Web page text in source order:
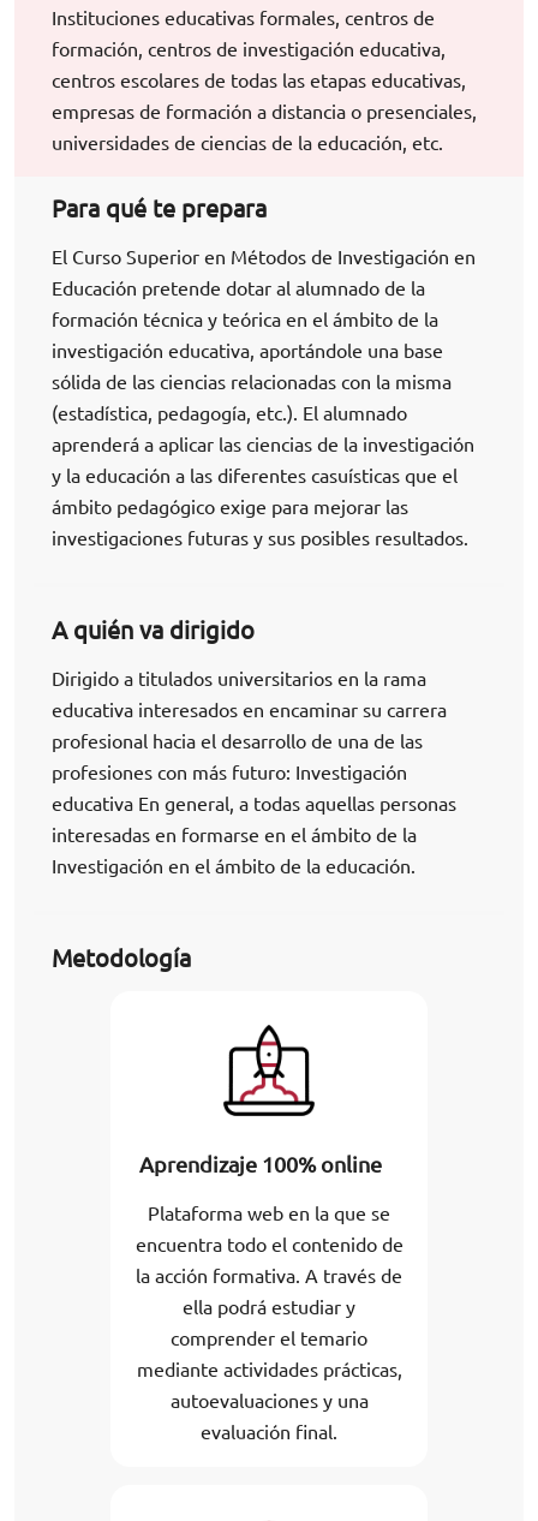
Instituciones educativas formales, centros de
formación, centros de investigación educativa,
centros escolares de todas las etapas educativas,
empresas de formación a distancia o presenciales,
universidades de ciencias de la educación, etc.
Para qué te prepara
El Curso Superior en Métodos de Investigación en
Educación pretende dotar al alumnado de la
formación técnica y teórica en el ámbito de la
investigación educativa, aportándole una base
sólida de las ciencias relacionadas con la misma
(estadística, pedagogía, etc.). El alumnado
aprenderá a aplicar las ciencias de la investigación
y la educación a las diferentes casuísticas que el
ámbito pedagógico exige para mejorar las
investigaciones futuras y sus posibles resultados.
A quién va dirigido
Dirigido a titulados universitarios en la rama
educativa interesados en encaminar su carrera
profesional hacia el desarrollo de una de las
profesiones con más futuro: Investigación
educativa En general, a todas aquellas personas
interesadas en formarse en el ámbito de la
Investigación en el ámbito de la educación.
Metodología
Aprendizaje 100% online
Plataforma web en la que se
encuentra todo el contenido de
la acción formativa. A través de
ella podrá estudiar y
comprender el temario
mediante actividades prácticas,
autoevaluaciones y una
evaluación final.